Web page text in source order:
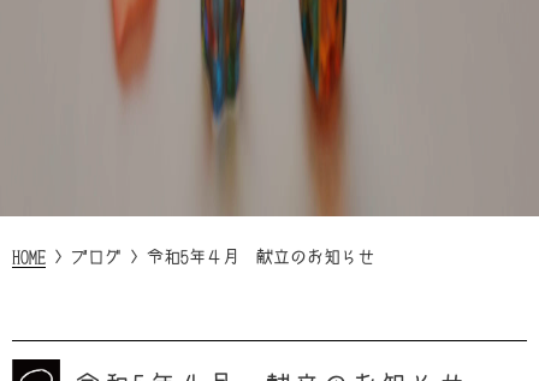
HOME > ブログ > 令和5年４月 献立のお知らせ